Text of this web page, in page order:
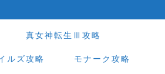
真女神転生Ⅲ攻略
ルズ攻略 モナーク攻略